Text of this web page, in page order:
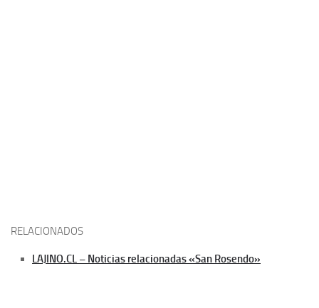
RELACIONADOS
LAJINO.CL – Noticias relacionadas «San Rosendo»